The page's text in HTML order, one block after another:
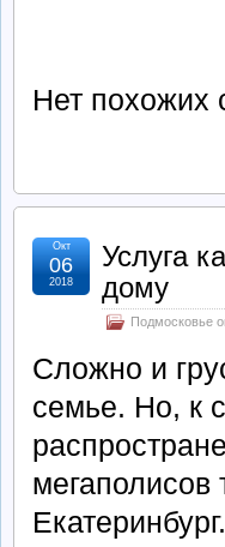
Нет похожих
Услуга
дому
Подмосковье
Окт
06
2018
Сложно и
семье. Но, к
мегаполисов
Екатеринбург.